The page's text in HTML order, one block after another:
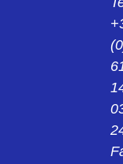
KPS1/B2
KPS1/B2
KK4/4